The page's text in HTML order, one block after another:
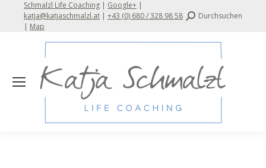
Schmalzl Life Coaching | Google+ |
katja@katjaschmalzl.at | +43 (0) 680 / 328 98 58
| Map
Search:Durchsuchen